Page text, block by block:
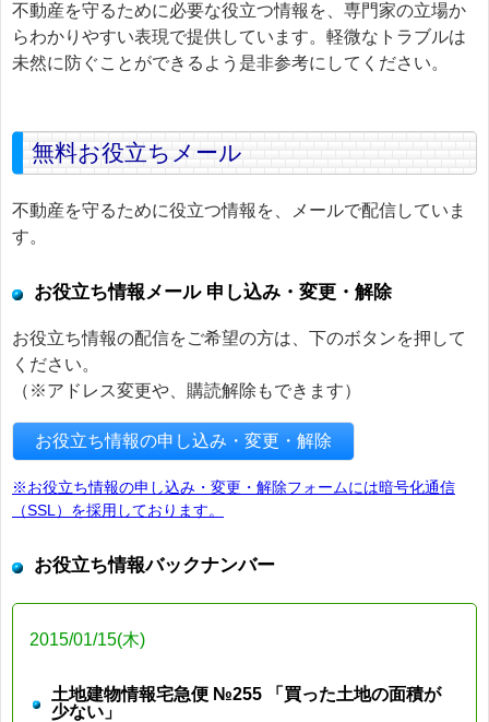
不動産を守るために必要な役立つ情報を、専門家の立場か
らわかりやすい表現で提供しています。軽微なトラブルは
未然に防ぐことができるよう是非参考にしてください。
無料お役立ちメール
不動産を守るために役立つ情報を、メールで配信していま
す。
お役立ち情報メール 申し込み・変更・解除
お役立ち情報の配信をご希望の方は、下のボタンを押して
ください。
（※アドレス変更や、購読解除もできます）
お役立ち情報の申し込み・変更・解除
※お役立ち情報の申し込み・変更・解除フォームには暗号化通信
（SSL）を採用しております。
お役立ち情報バックナンバー
2015/01/15(木)
土地建物情報宅急便 №255 「買った土地の面積が
少ない」